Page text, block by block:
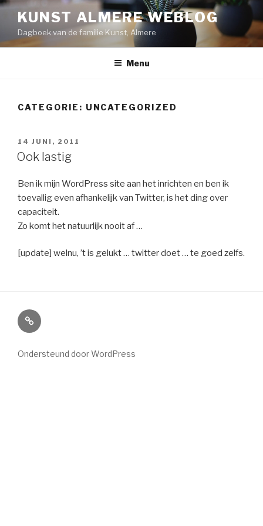
Naar
inhoud
springen
KUNST ALMERE WEBLOG
Dagboek van de familie Kunst, Almere
Menu
CATEGORIE: UNCATEGORIZED
GEPLAATST
OP
14 JUNI, 2011
Ook lastig
Ben ik mijn WordPress site aan het inrichten en ben ik
toevallig even afhankelijk van Twitter, is het ding over
capaciteit.
Zo komt het natuurlijk nooit af …
[update] welnu, ’t is gelukt … twitter doet … te goed zelfs.
Home
Ondersteund door WordPress